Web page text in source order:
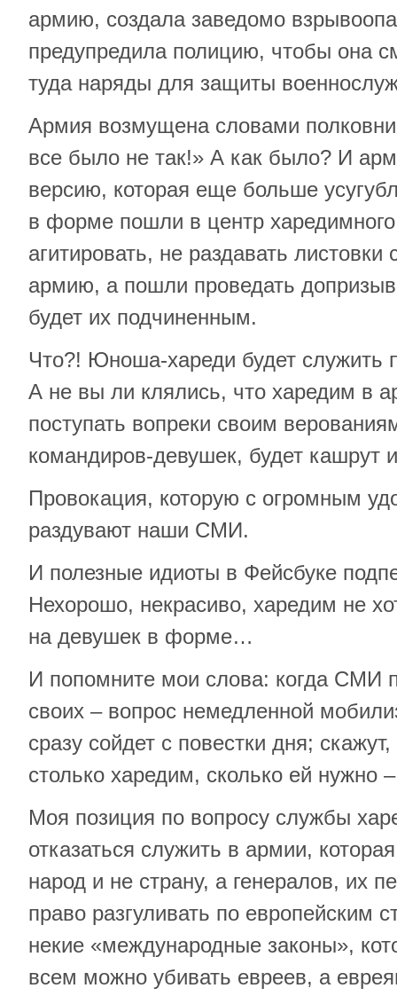
армию, создала заведомо
предупредила полицию, чтобы она
туда наряды для защиты
Армия возмущена словами
все было не так!» А как было? И
версию, которая еще больше
в форме пошли в центр
агитировать, не раздавать
армию, а пошли проведать
будет их подчиненным.
Что?! Юноша-хареди будет служить
А не вы ли клялись, что харедим в
поступать вопреки своим
командиров-девушек, будет кашрут
Провокация, которую с огромным
раздувают наши СМИ.
И полезные идиоты в Фейсбуке
Нехорошо, некрасиво, харедим не
на девушек в форме…
И попомните мои слова: когда СМИ
своих – вопрос немедленной
сразу сойдет с повестки дня;
столько харедим, сколько ей нужно
Моя позиция по вопросу службы
отказаться служить в армии,
народ и не страну, а генералов, их
право разгуливать по европейским
некие «международные законы»,
всем можно убивать евреев, а